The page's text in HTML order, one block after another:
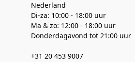
Nederland
Di-za: 10:00 - 18:00 uur
Ma & zo: 12:00 - 18:00 uur
Donderdagavond tot 21:00 uur
+31 20 453 9007